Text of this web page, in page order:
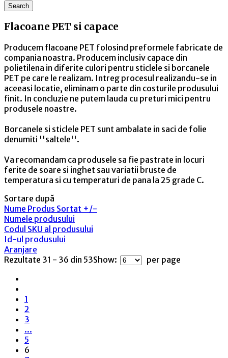
Search
Flacoane PET si capace
Producem flacoane PET folosind preformele fabricate de
compania noastra. Producem inclusiv capace din
polietilena in diferite culori pentru sticlele si borcanele
PET pe care le realizam. Intreg procesul realizandu-se in
aceeasi locatie, eliminam o parte din costurile produsului
finit. In concluzie ne putem lauda cu preturi mici pentru
produsele noastre.
Borcanele si sticlele PET sunt ambalate in saci de folie
denumiti ''saltele''.
Va recomandam ca produsele sa fie pastrate in locuri
ferite de soare si inghet sau variatii bruste de
temperatura si cu temperaturi de pana la 25 grade C.
Sortare după
Nume Produs Sortat +/-
Numele produsului
Codul SKU al produsului
Id-ul produsului
Aranjare
Rezultate 31 - 36 din 53Show: per page
1
2
3
...
5
6